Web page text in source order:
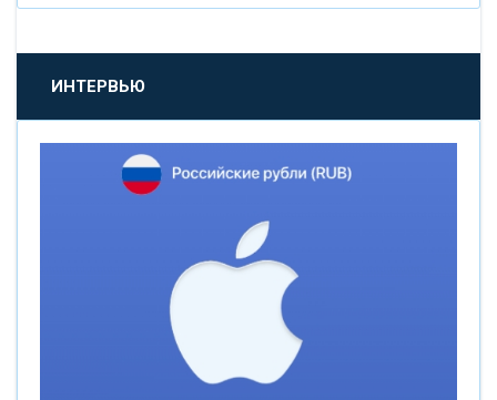
«БАНК САНКТ-ПЕТЕРБУРГ»
«ПРОМСВЯЗЬБАНК»
«НОВИКОМБАНК»
«ВНЕШПРОМБАНК»
ИНТЕРВЬЮ